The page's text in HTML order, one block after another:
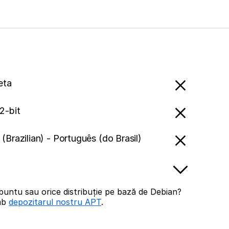
bit
- Português (do Brasil)
sau orice distribuție pe bază de Debian?
depozitarul nostru APT.